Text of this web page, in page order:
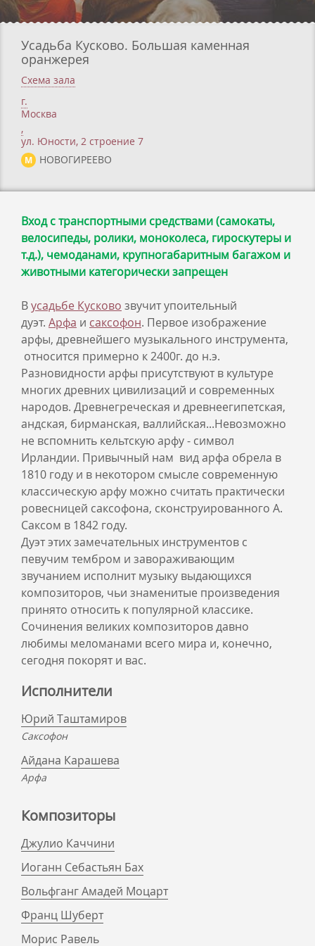
Усадьба Кусково. Большая каменная
оранжерея
Схема зала
г.
Москва
,
ул. Юности, 2 строение 7
М НОВОГИРЕЕВО
Вход с транспортными средствами (самокаты,
велосипеды, ролики, моноколеса, гироскутеры и
т.д.), чемоданами, крупногабаритным багажом и
животными категорически запрещен
Вусадьбе Кусково звучит упоительный
дуэт. Арфа и саксофон. Первое изображение
арфы, древнейшего музыкального инструмента,
относится примерно к 2400г. до н.э.
Разновидности арфы присутствуют в культуре
многих древних цивилизаций и современных
народов. Древнегреческая и древнеегипетская,
андская, бирманская, валлийская...Невозможно
не вспомнить кельтскую арфу - символ
Ирландии. Привычный нам вид арфа обрела в
1810 году и в некотором смысле современную
классическую арфу можно считать практически
ровесницей саксофона, сконструированного А.
Саксом в 1842 году.
Дуэт этих замечательных инструментов с
певучим тембром и завораживающим
звучанием исполнит музыку выдающихся
композиторов, чьи знаменитые произведения
принято относить к популярной классике.
Сочинения великих композиторов давно
любимы меломанами всего мира и, конечно,
сегодня покорят и вас.
Исполнители
Юрий Таштамиров
Саксофон
Айдана Карашева
Арфа
Композиторы
Джулио Каччини
Иоганн Себастьян Бах
Вольфганг Амадей Моцарт
Франц Шуберт
Морис Равель